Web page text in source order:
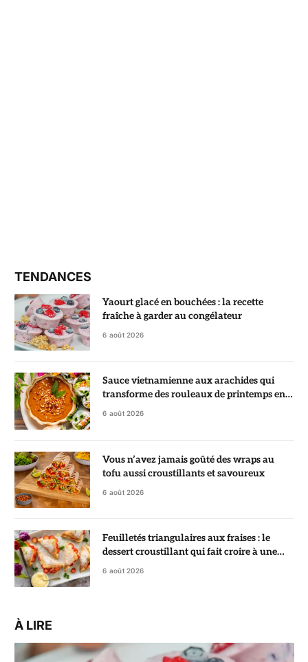
TENDANCES
Yaourt glacé en bouchées : la recette
fraîche à garder au congélateur
6 août 2026
Sauce vietnamienne aux arachides qui
transforme des rouleaux de printemps en
vrai régal
6 août 2026
Vous n’avez jamais goûté des wraps au
tofu aussi croustillants et savoureux
6 août 2026
Feuilletés triangulaires aux fraises : le
dessert croustillant qui fait croire à une
pâtisserie de chef
6 août 2026
À LIRE